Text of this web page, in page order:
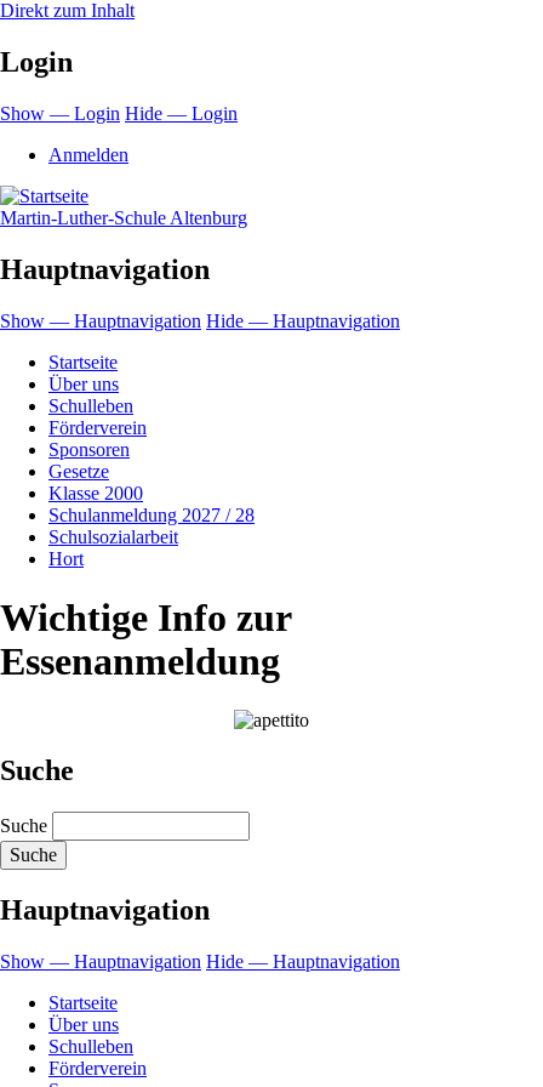
Direkt zum Inhalt
Login
Show — Login Hide — Login
Anmelden
Martin-Luther-Schule Altenburg
Hauptnavigation
Show — Hauptnavigation Hide — Hauptnavigation
Startseite
Über uns
Schulleben
Förderverein
Sponsoren
Gesetze
Klasse 2000
Schulanmeldung 2027 / 28
Schulsozialarbeit
Hort
Wichtige Info zur
Essenanmeldung
Suche
Suche
Hauptnavigation
Show — Hauptnavigation Hide — Hauptnavigation
Startseite
Über uns
Schulleben
Förderverein